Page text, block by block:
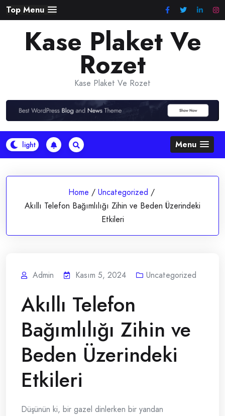
Skip
to
content
Top Menu
Kase Plaket Ve
Rozet
Kase Plaket Ve Rozet
Menu
Home / Uncategorized /
Akıllı Telefon Bağımlılığı Zihin ve Beden Üzerindeki
Etkileri
Admin Kasım 5, 2024 Uncategorized
Akıllı Telefon
Bağımlılığı Zihin ve
Beden Üzerindeki
Etkileri
Düşünün ki, bir gazel dinlerken bir yandan